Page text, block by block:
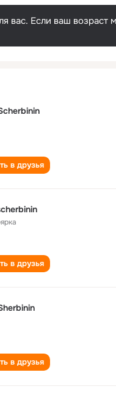
Если ваш возраст
в друзья
в друзья
в друзья